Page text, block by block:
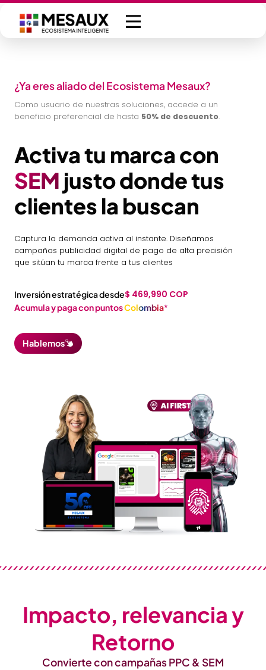
Saltar
contenido
¿Ya eres aliado del Ecosistema Mesaux?
Como usuario de nuestras soluciones, accede a un
beneficio preferencial de hasta 50% de descuento.
Activa tu marca con
SEM justo donde tus
clientes la buscan
Captura la demanda activa al instante. Diseñamos
campañas publicidad digital de pago de alta precisión
que sitúan tu marca frente a tus clientes
Inversión estratégica desde$ 469,990 COP
Acumula y paga con puntosColombia*
Hablemos
Impacto, relevancia y
Retorno
Convierte con campañas PPC & SEM